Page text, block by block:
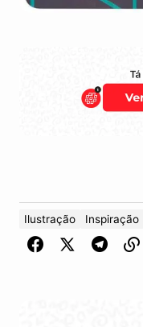
Ilustração Inspiração